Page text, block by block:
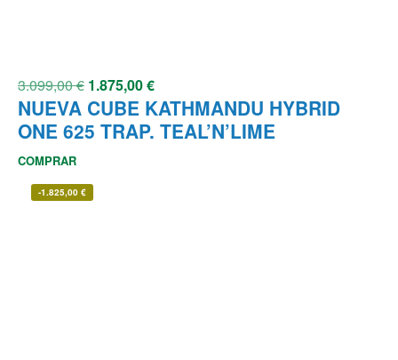
3.099,00€ 1.875,00€
NUEVA CUBE KATHMANDU HYBRID
ONE 625 TRAP. TEAL’N’LIME
COMPRAR
-1.825,00 €